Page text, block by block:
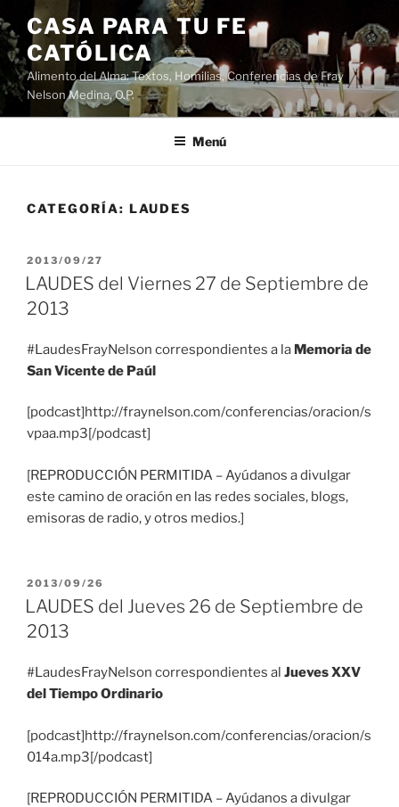
Saltar
al
contenido
CASA PARA TU FE
CATÓLICA
Alimento del Alma: Textos, Homilias, Conferencias de Fray
Nelson Medina, O.P.
Menú
CATEGORÍA: LAUDES
PUBLICADO
EL
2013/09/27
LAUDES del Viernes 27 de Septiembre de
2013
#LaudesFrayNelson correspondientes a la Memoria de
San Vicente de Paúl
[podcast]http://fraynelson.com/conferencias/oracion/s
vpaa.mp3[/podcast]
[REPRODUCCIÓN PERMITIDA – Ayúdanos a divulgar
este camino de oración en las redes sociales, blogs,
emisoras de radio, y otros medios.]
PUBLICADO
EL
2013/09/26
LAUDES del Jueves 26 de Septiembre de
2013
#LaudesFrayNelson correspondientes al Jueves XXV
del Tiempo Ordinario
[podcast]http://fraynelson.com/conferencias/oracion/s
014a.mp3[/podcast]
[REPRODUCCIÓN PERMITIDA – Ayúdanos a divulgar